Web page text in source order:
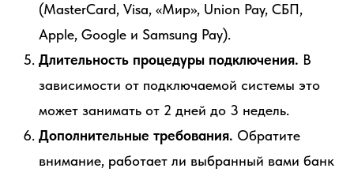
(MasterCard, Visa, «Мир», Union Pay, СБП,
Apple, Google и Samsung Pay).
Длительность процедуры подключения. В
зависимости от подключаемой системы это
может занимать от 2 дней до 3 недель.
Дополнительные требования. Обратите
внимание, работает ли выбранный вами банк